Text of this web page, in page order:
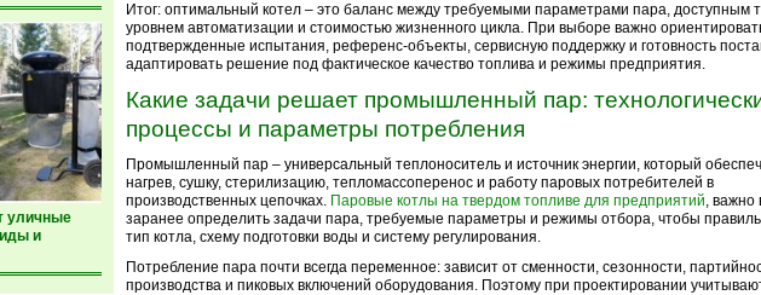
уличные
и
Итог: оптимальный котел – это баланс между требуемыми параметрами пара, доступным
уровнем автоматизации и стоимостью жизненного цикла. При выборе важно
подтвержденные испытания, референс-объекты, сервисную поддержку и готовность
адаптировать решение под фактическое качество топлива и режимы предприятия.
Какие задачи решает промышленный пар:
процессы и параметры потребления
Промышленный пар – универсальный теплоноситель и источник энергии, который
нагрев, сушку, стерилизацию, тепломассоперенос и работу паровых потребителей в
производственных цепочках. Паровые котлы на твердом топливе для предприятий, важно
заранее определить задачи пара, требуемые параметры и режимы отбора, чтобы
тип котла, схему подготовки воды и систему регулирования.
Потребление пара почти всегда переменное: зависит от сменности, сезонности,
производства и пиковых включений оборудования. Поэтому при проектировании